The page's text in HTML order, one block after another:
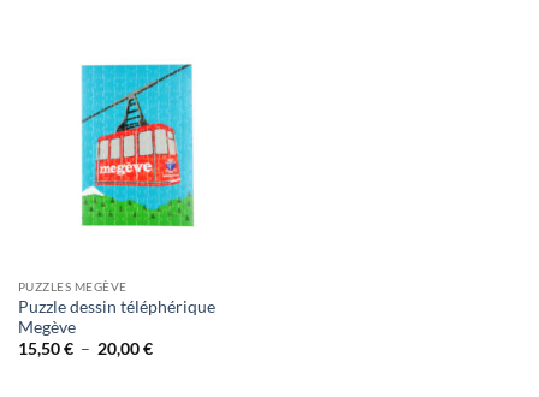
PUZZLES MEGÈVE
Puzzle dessin téléphérique
Megève
15,50€ – 20,00€Plage